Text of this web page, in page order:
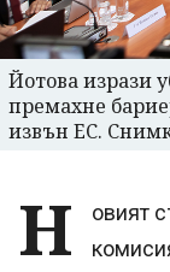
Йотова изрази
премахне
извън ЕС.
Н
овият